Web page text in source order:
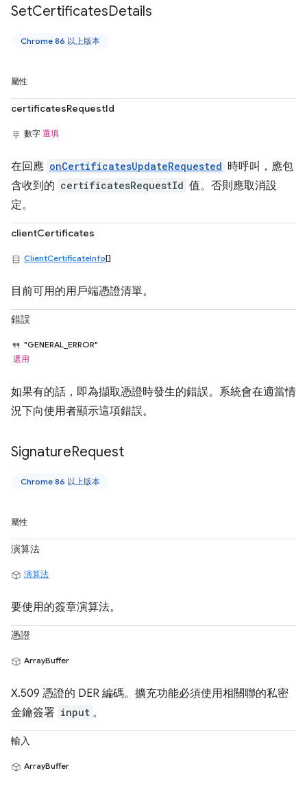
SetCertificatesDetails
Chrome 86 以上版本
屬性
certificatesRequestId
數字 選填
在回應 onCertificatesUpdateRequested 時呼叫，應包
含收到的 certificatesRequestId 值。否則應取消設
定。
clientCertificates
ClientCertificateInfo[]
目前可用的用戶端憑證清單。
錯誤
"GENERAL_ERROR"
選用
如果有的話，即為擷取憑證時發生的錯誤。系統會在適當情
況下向使用者顯示這項錯誤。
SignatureRequest
Chrome 86 以上版本
屬性
演算法
演算法
要使用的簽章演算法。
憑證
ArrayBuffer
X.509 憑證的 DER 編碼。擴充功能必須使用相關聯的私密
金鑰簽署 input 。
輸入
ArrayBuffer